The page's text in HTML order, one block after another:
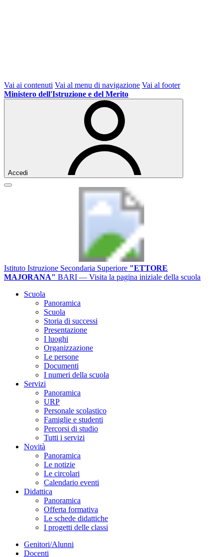
Vai ai contenuti Vai al menu di navigazione Vai al footer
Ministero dell'Istruzione e del Merito
Accedi
Istituto Istruzione Secondaria Superiore "ETTORE
MAJORANA" BARI — Visita la pagina iniziale della scuola
Scuola
Panoramica
Scuola
Storia di successi
Presentazione
I luoghi
Organizzazione
Le persone
Documenti
I numeri della scuola
Servizi
Panoramica
URP
Personale scolastico
Famiglie e studenti
Percorsi di studio
Tutti i servizi
Novità
Panoramica
Le notizie
Le circolari
Calendario eventi
Didattica
Panoramica
Offerta formativa
Le schede didattiche
I progetti delle classi
Genitori/Alunni
Docenti